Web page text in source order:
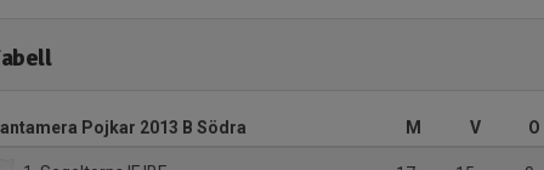
Pojkar 2013 B Södra M V O